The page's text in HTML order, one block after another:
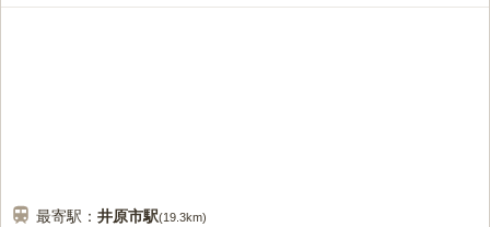
最寄駅： 井原市駅(19.3km)